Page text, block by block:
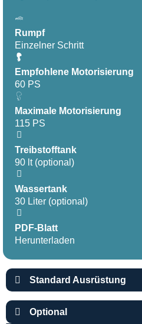
Rumpf
Einzelner Schritt
Empfohlene Motorisierung
60 PS
Maximale Motorisierung
115 PS
Treibstofftank
90 lt (optional)
Wassertank
30 Liter (optional)
PDF-Blatt
Herunterladen
Standard Ausrüstung
Optional